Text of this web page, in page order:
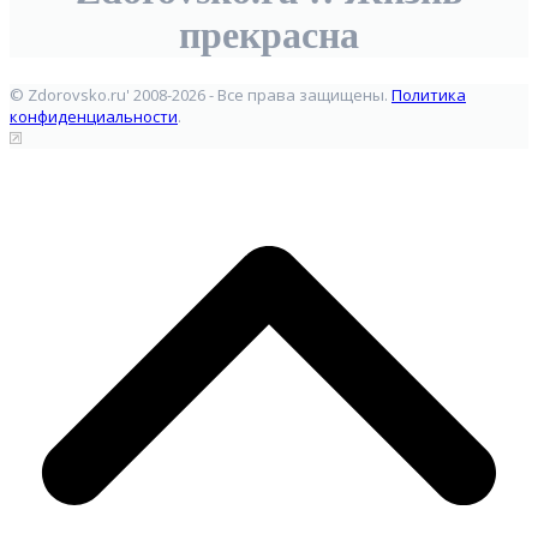
прекрасна
© Zdorovsko.ru' 2008-2026 - Все права защищены. Политика
конфиденциальности.